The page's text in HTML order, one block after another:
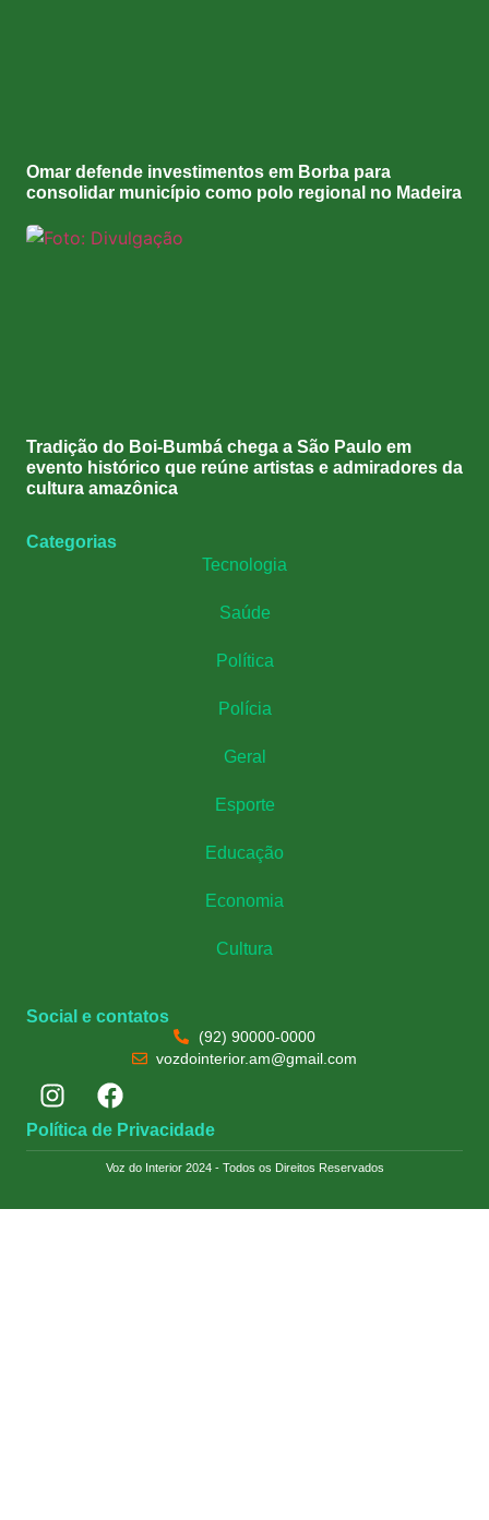
Omar defende investimentos em Borba para
consolidar município como polo regional no Madeira
Tradição do Boi-Bumbá chega a São Paulo em
evento histórico que reúne artistas e admiradores da
cultura amazônica
Categorias
Tecnologia
Saúde
Política
Polícia
Geral
Esporte
Educação
Economia
Cultura
Social e contatos
(92) 90000-0000
vozdointerior.am@gmail.com
Política de Privacidade
Voz do Interior 2024 - Todos os Direitos Reservados